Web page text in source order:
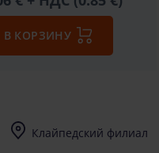
В КОРЗИНУ
Клайпедский филиал